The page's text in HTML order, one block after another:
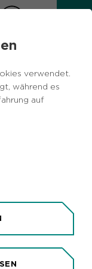
verwendet.
während es
auf
Insel
Programm des
dem Titel
Niederrhein-
Juni, 15 bis